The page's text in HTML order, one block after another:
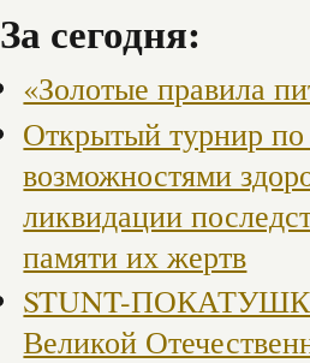
За сегодня:
«Золотые правила
Открытый турнир
возможностями
ликвидации
памяти их жертв
STUNT-
Великой